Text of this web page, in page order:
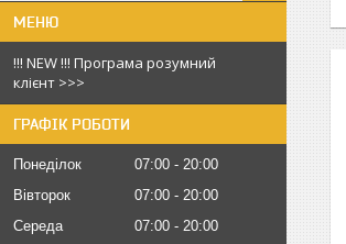
!!! NEW !!! Програма розумний
клієнт >>>
ГРАФІК РОБОТИ
Понеділок 07:00
20:00
Вівторок
07:00
20:00
Середа
07:00
20:00